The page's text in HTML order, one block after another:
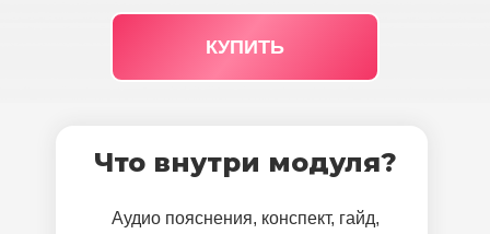
КУПИТЬ
Что внутри модуля?
Аудио пояснения, конспект, гайд,